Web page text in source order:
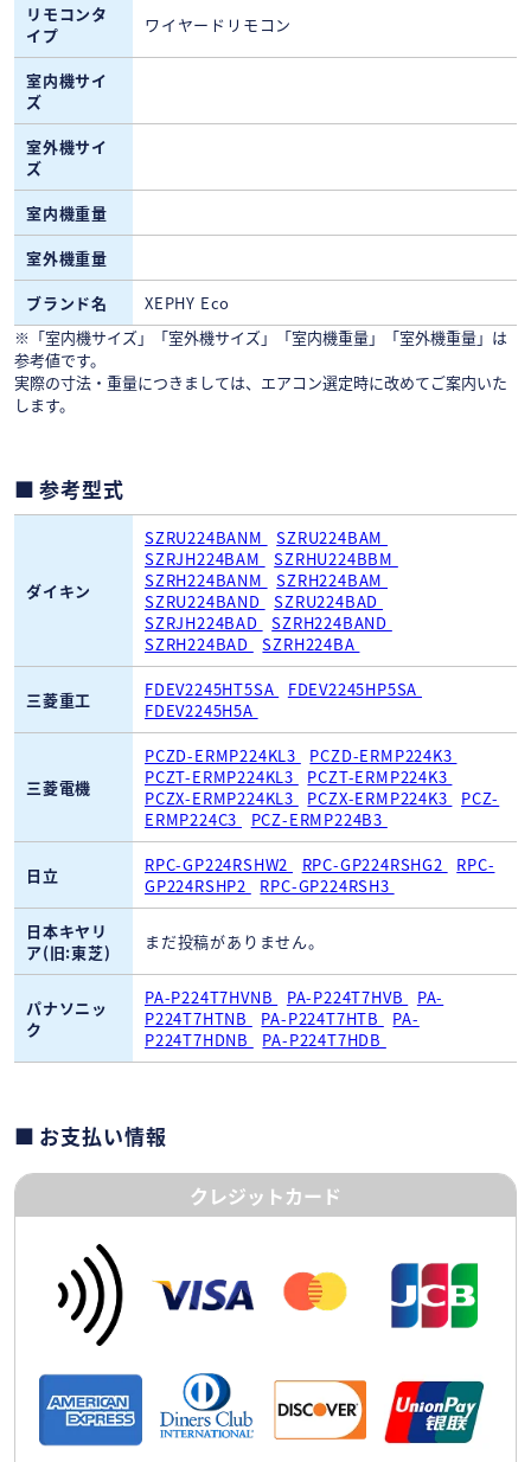
リモコンタ
イプ
ワイヤードリモコン
室内機サイ
ズ
室外機サイ
ズ
室内機重量
室外機重量
ブランド名
XEPHY Eco
※「室内機サイズ」「室外機サイズ」「室内機重量」「室外機重量」は
参考値です。
実際の寸法・重量につきましては、エアコン選定時に改めてご案内いた
します。
参考型式
ダイキン
SZRU224BANM
SZRU224BAM
SZRJH224BAM
SZRHU224BBM
SZRH224BANM
SZRH224BAM
SZRU224BAND
SZRU224BAD
SZRJH224BAD
SZRH224BAND
SZRH224BAD
SZRH224BA
三菱重工 FDEV2245HT5SA
FDEV2245HP5SA
FDEV2245H5A
三菱電機
PCZD-ERMP224KL3
PCZD-ERMP224K3
PCZT-ERMP224KL3
PCZT-ERMP224K3
PCZX-ERMP224KL3
PCZX-ERMP224K3
PCZ-
ERMP224C3
PCZ-ERMP224B3
日立 RPC-GP224RSHW2 RPC-GP224RSHG2
RPC-
GP224RSHP2
RPC-GP224RSH3
日本キヤリ
ア(旧:東芝)
まだ投稿がありません。
パナソニッ
ク
PA-P224T7HVNB PA-P224T7HVB
PA-
P224T7HTNB
PA-P224T7HTB
PA-
P224T7HDNB
PA-P224T7HDB
お支払い情報
クレジットカード